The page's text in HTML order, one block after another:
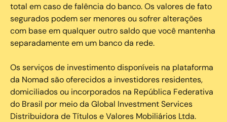
total em caso de falência do banco. Os valores de fato
segurados podem ser menores ou sofrer alterações
com base em qualquer outro saldo que você mantenha
separadamente em um banco da rede.
Os serviços de investimento disponíveis na plataforma
da Nomad são oferecidos a investidores residentes,
domiciliados ou incorporados na República Federativa
do Brasil por meio da Global Investment Services
Distribuidora de Títulos e Valores Mobiliários Ltda.